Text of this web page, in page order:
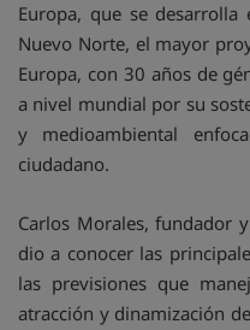
Europa, que se
Nuevo Norte, el mayor
Europa, con 30 años de
a nivel mundial por su
y medioambiental
ciudadano.
Carlos Morales, fundador
dio a conocer las
las previsiones que
atracción y dinamización